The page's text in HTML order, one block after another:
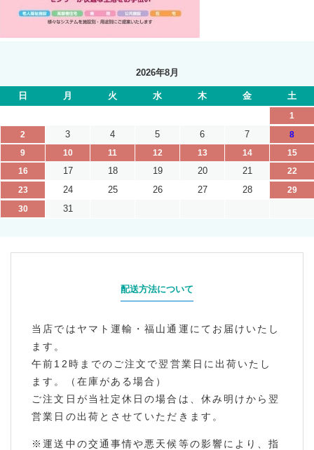
2026年8月
日 月 火 水 木 金 土
1
2
3 4 5 6 7
8
9
10 11 12 13 14
15
16
17 18 19 20 21
22
23
24 25 26 27 28
29
30
31
配送方法について
当店ではヤマト運輸・福山通運にてお届けいたし
ます。
午前12時までのご注文で翌営業日に出荷いたし
ます。（在庫がある場合）
ご注文日が当社定休日の場合は、休み明けから翌
営業日の出荷とさせていただきます。
※運送中の交通事情や悪天候等の影響により、指